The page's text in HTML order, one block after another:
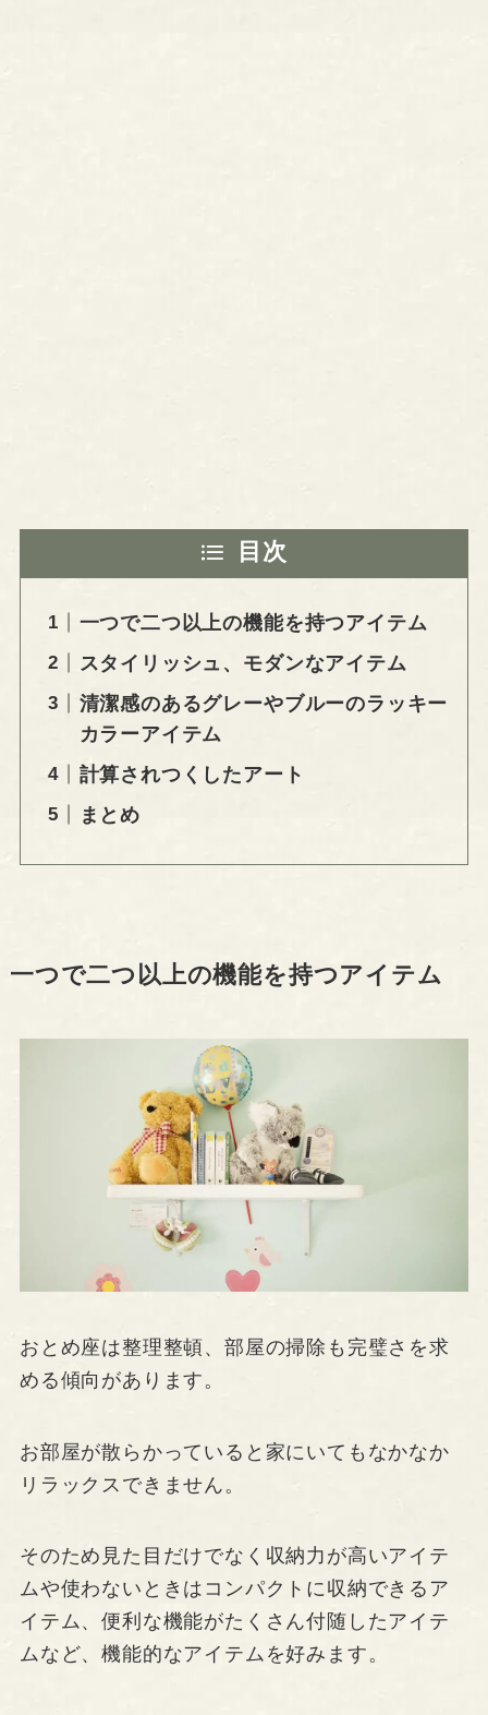
目次
一つで二つ以上の機能を持つアイテム
スタイリッシュ、モダンなアイテム
清潔感のあるグレーやブルーのラッキー
カラーアイテム
計算されつくしたアート
まとめ
一つで二つ以上の機能を持つアイテム
おとめ座は整理整頓、部屋の掃除も完璧さを求
める傾向があります。
お部屋が散らかっていると家にいてもなかなか
リラックスできません。
そのため見た目だけでなく収納力が高いアイテ
ムや使わないときはコンパクトに収納できるア
イテム、便利な機能がたくさん付随したアイテ
ムなど、機能的なアイテムを好みます。